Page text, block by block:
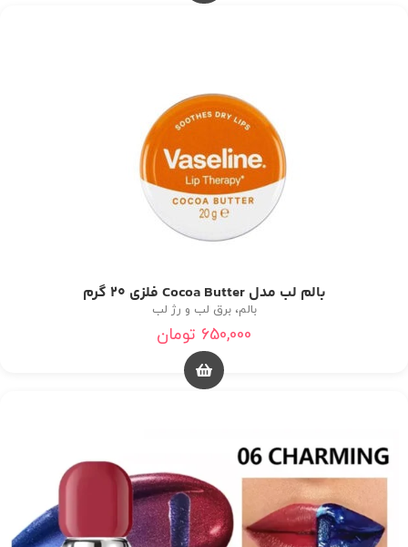
بالم لب مدل Cocoa Butter فلزی 20 گرم
بالم، برق لب و رژ لب
650,000 تومان